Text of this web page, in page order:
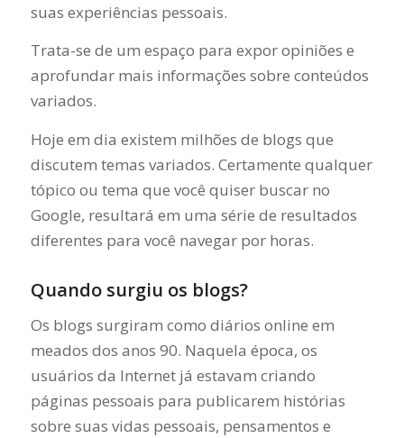
suas experiências pessoais.
Trata-se de um espaço para expor opiniões e
aprofundar mais informações sobre conteúdos
variados.
Hoje em dia existem milhões de blogs que
discutem temas variados. Certamente qualquer
tópico ou tema que você quiser buscar no
Google, resultará em uma série de resultados
diferentes para você navegar por horas.
Quando surgiu os blogs?
Os blogs surgiram como diários online em
meados dos anos 90. Naquela época, os
usuários da Internet já estavam criando
páginas pessoais para publicarem histórias
sobre suas vidas pessoais, pensamentos e